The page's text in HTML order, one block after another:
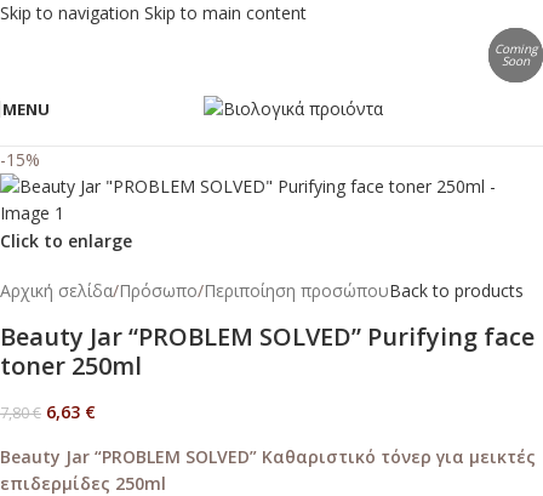
Skip to navigation Skip to main content
MENU
-15%
Click to enlarge
Αρχική σελίδα/Πρόσωπο/Περιποίηση προσώπουBack to products
Beauty Jar “PROBLEM SOLVED” Purifying face
toner 250ml
7,80€ 6,63 €
Beauty Jar “PROBLEM SOLVED” Καθαριστικό τόνερ για μεικτές
επιδερμίδες 250ml
Coming
Soon
Coming
Soon
Coming
Soon